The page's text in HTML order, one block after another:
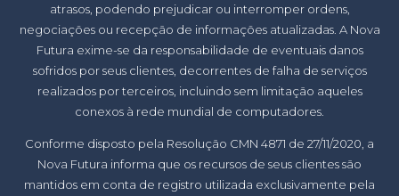
atrasos, podendo prejudicar ou interromper ordens,
negociações ou recepção de informações atualizadas. A Nova
Futura exime-se da responsabilidade de eventuais danos
sofridos por seus clientes, decorrentes de falha de serviços
realizados por terceiros, incluindo sem limitação aqueles
conexos à rede mundial de computadores.
Conforme disposto pela Resolução CMN 4871 de 27/11/2020, a
Nova Futura informa que os recursos de seus clientes são
mantidos em conta de registro utilizada exclusivamente pela